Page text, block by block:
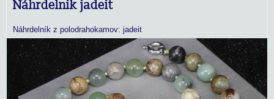
Náhrdelnik jadeit
Náhrdelník z polodrahokamov: jadeit